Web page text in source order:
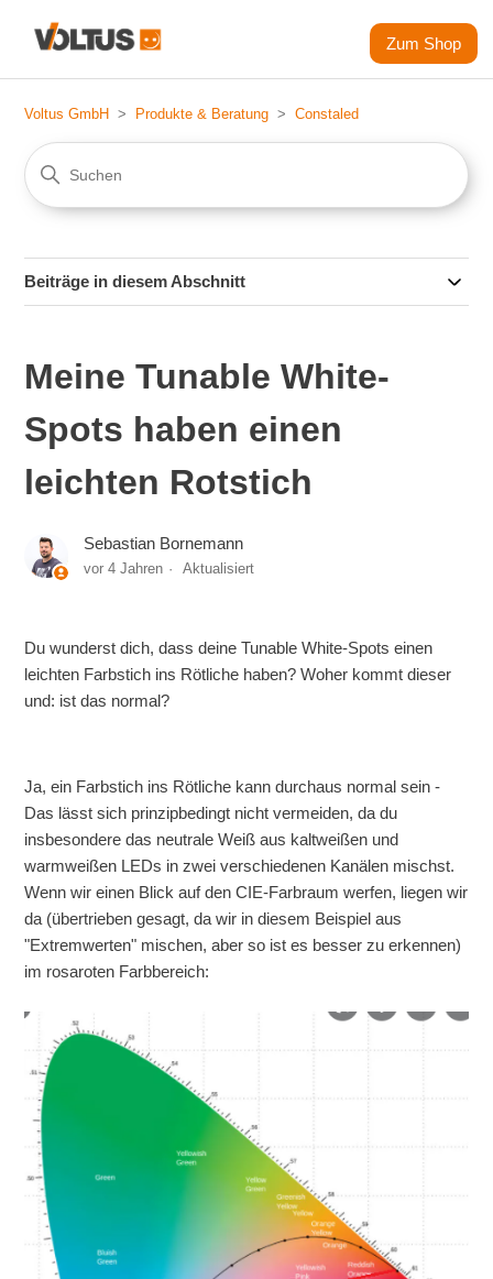
Zum Shop
Voltus GmbH Produkte & Beratung Constaled
Beiträge in diesem Abschnitt
Meine Tunable White-
Spots haben einen
leichten Rotstich
Sebastian Bornemann
vor 4 Jahren Aktualisiert
Du wunderst dich, dass deine Tunable White-Spots einen
leichten Farbstich ins Rötliche haben? Woher kommt dieser
und: ist das normal?
Ja, ein Farbstich ins Rötliche kann durchaus normal sein -
Das lässt sich prinzipbedingt nicht vermeiden, da du
insbesondere das neutrale Weiß aus kaltweißen und
warmweißen LEDs in zwei verschiedenen Kanälen mischst.
Wenn wir einen Blick auf den CIE-Farbraum werfen, liegen wir
da (übertrieben gesagt, da wir in diesem Beispiel aus
"Extremwerten" mischen, aber so ist es besser zu erkennen)
im rosaroten Farbbereich: